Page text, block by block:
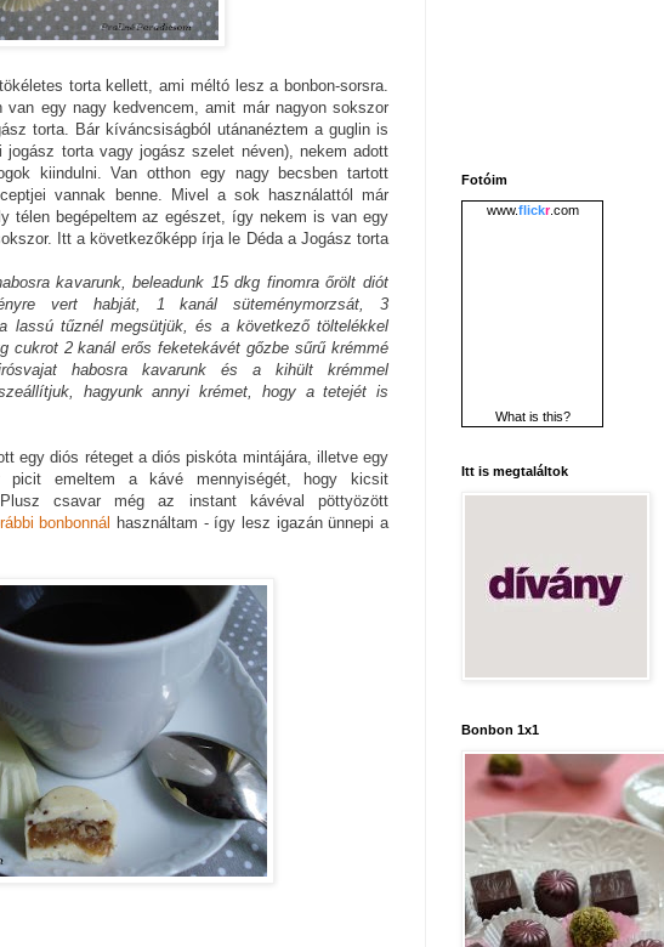
torta kellett, ami méltó lesz a bonbon-sorsra.
van egy nagy kedvencem, amit már nagyon sokszor
torta. Bár kíváncsiságból utánanéztem a guglin is
torta vagy jogász szelet néven), nekem adott
kiindulni. Van otthon egy nagy becsben tartott
vannak benne. Mivel a sok használattól már
télen begépeltem az egészet, így nekem is van egy
Itt a következőképp írja le Déda a Jogász torta
kavarunk, beleadunk 15 dkg finomra őrölt diót
vert habját, 1 kanál süteménymorzsát, 3
lassú tűznél megsütjük, és a következő töltelékkel
cukrot 2 kanál erős feketekávét gőzbe sűrű krémmé
habosra kavarunk és a kihült krémmel
hagyunk annyi krémet, hogy a tetejét is
egy diós réteget a diós piskóta mintájára, illetve egy
picit emeltem a kávé mennyiségét, hogy kicsit
csavar még az instant kávéval pöttyözött
bonbonnál használtam - így lesz igazán ünnepi a
Fotóim
www.flickr.com
What is this?
Itt is megtaláltok
Bonbon 1x1